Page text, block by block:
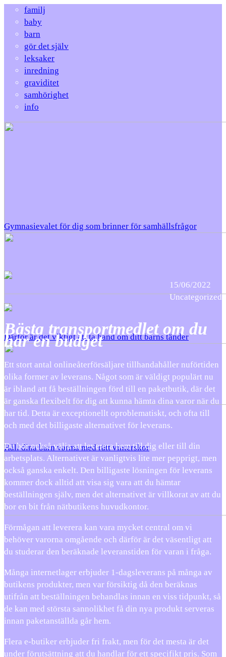
familj
baby
barn
gör det själv
leksaker
inredning
graviditet
samhörighet
info
Gymnasievalet för dig som brinner för samhällsfrågor
Därför är det viktigt att ta hand om ditt barns tänder
Håll dina barn varma med rätt vinterskor
15/06/2022
Uncategorized
Bästa transportmedlet om du
har en budget
Ett stort antal onlineåterförsäljare tillhandahåller nuförtiden
olika former av leverans. Något som är väldigt populärt nu
är ibland att få beställningen förd till en paketbutik, där det
är ganska flexibelt för dig att kunna hämta dina varor när du
har tid. Detta är exceptionellt oproblematiskt, och ofta till
och med det billigaste alternativet för leverans.
Du bör också välja att leverera hem till dig eller till din
arbetsplats. Alternativet är vanligtvis lite mer pepprigt, men
också ganska enkelt. Den billigaste lösningen för leverans
kommer dock alltid att visa sig vara att du hämtar
beställningen själv, men det alternativet är villkorat av att du
bor en bit från nätbutikens huvudkontor.
Förmågan att leverera kan vara mycket central om vi
behöver varorna omgående och därför är det väsentligt att
du studerar den beräknade leveranstiden för varan i fråga.
Många internetlager erbjuder 1-dagsleverans på många av
butikens produkter, men var försiktig då den beräknas
utifrån att beställningen behandlas innan en viss tidpunkt, så
de kan med största sannolikhet få din nya produkt serveras
innan paketanställda går hem.
Flera e-butiker erbjuder fri frakt, men för det mesta är det
under förutsättning att du handlar för ett specifikt pris. Som